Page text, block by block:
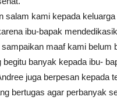
salam kami kepada
ibu-bapak
sampaikan maaf kami belum
banyak kepada ibu-
juga berpesan kepada
bertugas agar perbanyak